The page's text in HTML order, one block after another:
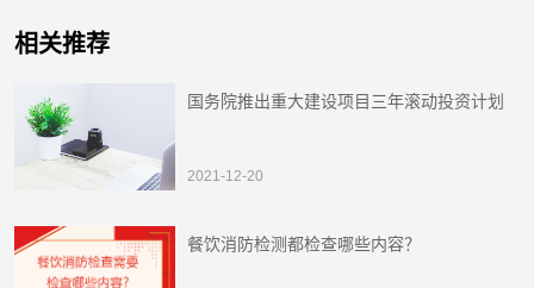
相关推荐
国务院推出重大建设项目三年滚动投资计划
2021-12-20
餐饮消防检测都检查哪些内容？